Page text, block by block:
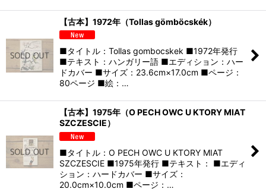
【古本】1972年（Tollas gömböcskék）
■タイトル：Tollas gombocskek ■1972年発行
■テキスト：ハンガリー語 ■エディション：ハー
ドカバー ■サイズ：23.6cm×17.0cm ■ページ：
80ページ ■絵：…
【古本】1975年（O PECH OWC U KTORY MIAT
SZCZESCIE）
■タイトル：O PECH OWC U KTORY MIAT
SZCZESCIE ■1975年発行 ■テキスト： ■エディ
ション：ハードカバー ■サイズ：
20.0cm×10.0cm ■ページ：…